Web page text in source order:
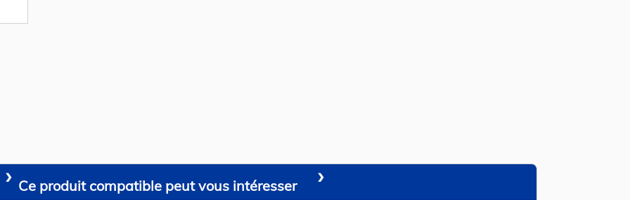
Ce produit compatible peut vous intéresser